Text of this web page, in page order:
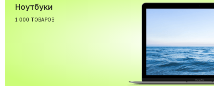
Ноутбуки
1 000 ТОВАРОВ